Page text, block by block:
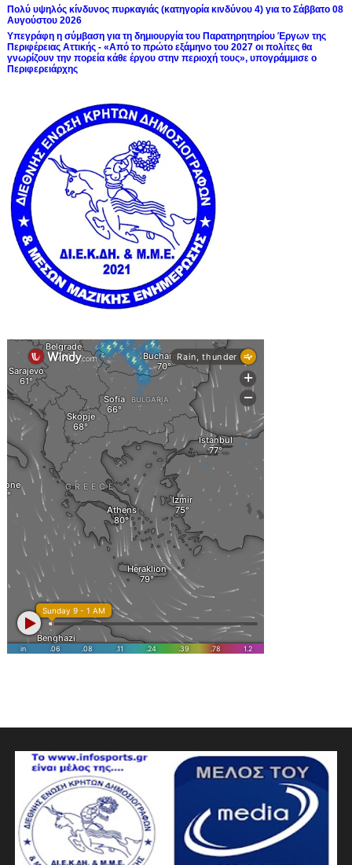
Πολύ υψηλός κίνδυνος πυρκαγιάς (κατηγορία κινδύνου 4) για το Σάββατο 08
Αυγούστου 2026
Υπεγράφη η σύμβαση για τη δημιουργία του Παρατηρητηρίου Έργων της
Περιφέρειας Αττικής - «Από το πρώτο εξάμηνο του 2027 οι πολίτες θα
γνωρίζουν την πορεία κάθε έργου στην περιοχή τους», υπογράμμισε ο
Περιφερειάρχης